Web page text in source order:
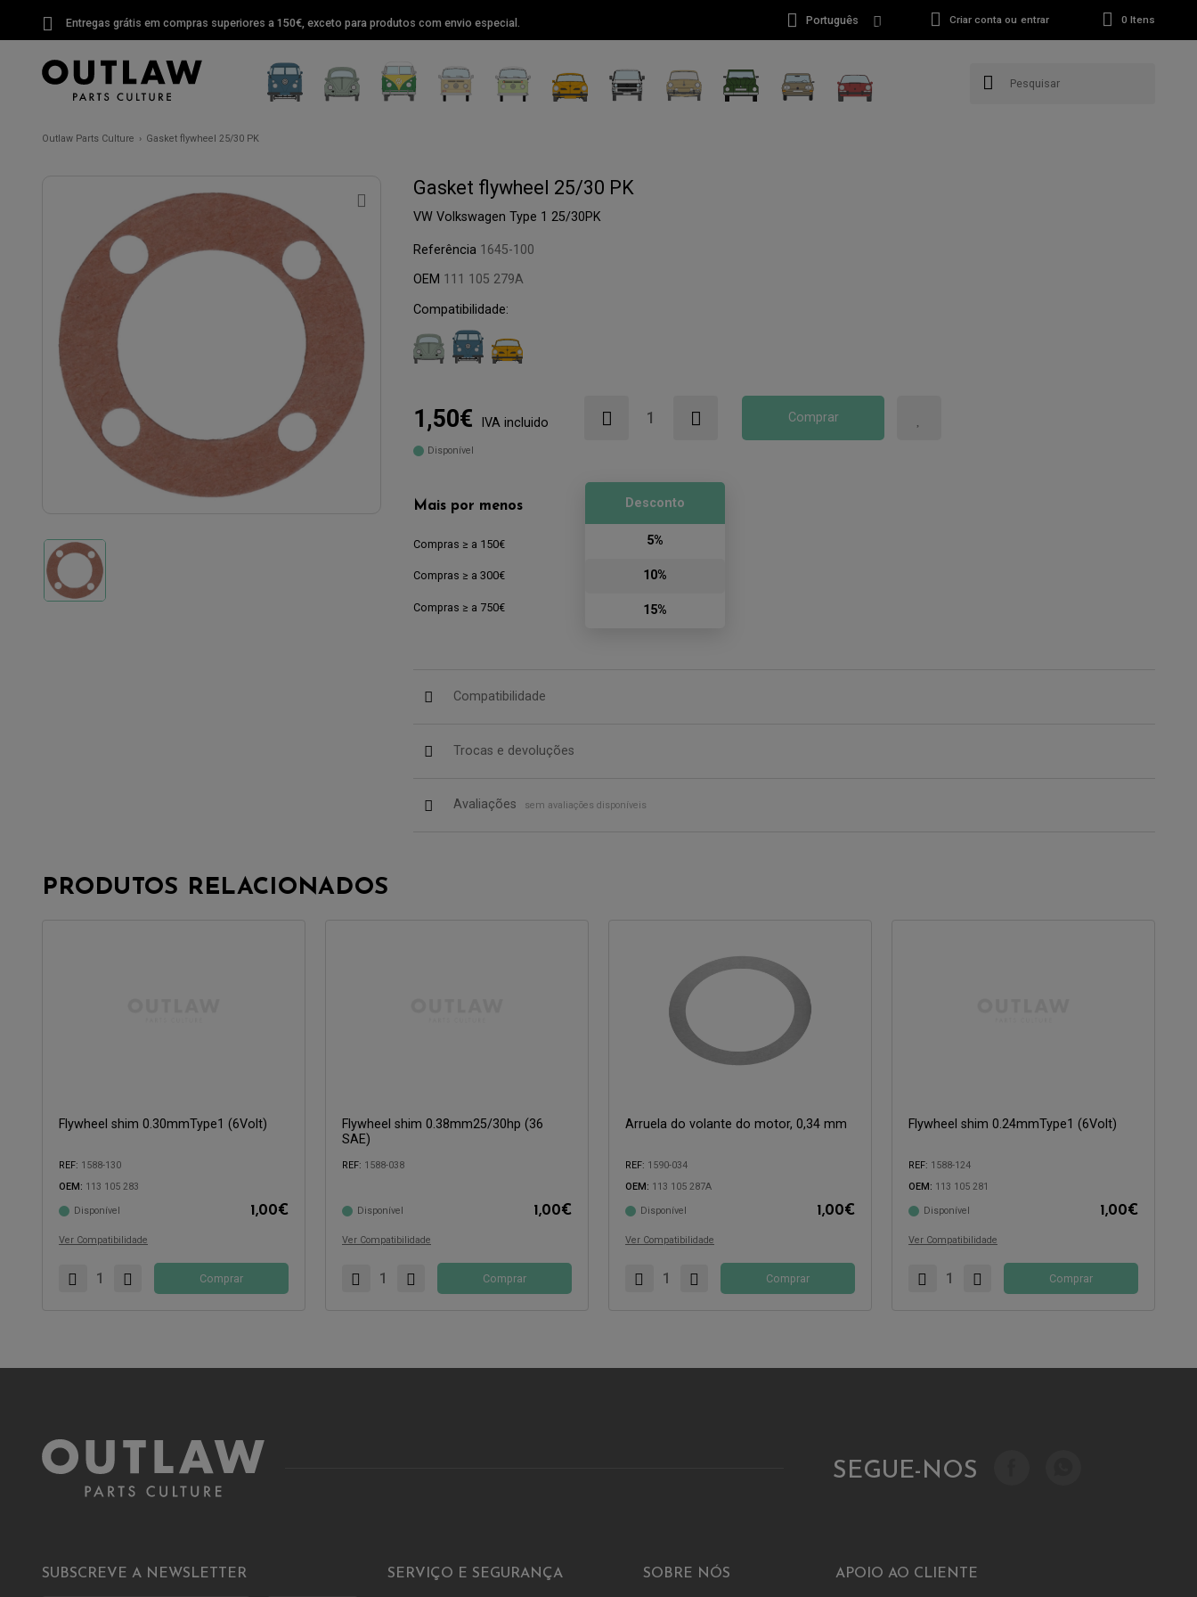
Entregas grátis em compras superiores a 150€, exceto para produtos com envio especial. Português Criar conta ou entrar 0 Itens
Outlaw Parts Culture Gasket flywheel 25/30 PK
Gasket flywheel 25/30 PK
VW Volkswagen Type 1 25/30PK
Referência 1645-100
OEM 111 105 279A
Compatibilidade:
1,50€ IVA incluido Comprar
Disponível
Mais por menos
Compras ≥ a 150€
Compras ≥ a 300€
Compras ≥ a 750€
Desconto
5%
10%
15%
Compatibilidade
Trocas e devoluções
Avaliações sem avaliações disponíveis
PRODUTOS RELACIONADOS
Flywheel shim 0.30mmType1 (6Volt)
REF: 1588-130
OEM: 113 105 283
Disponível 1,00€
Ver Compatibilidade
Comprar
Flywheel shim 0.38mm25/30hp (36
SAE)
REF: 1588-038
Disponível 1,00€
Ver Compatibilidade
Comprar
Arruela do volante do motor, 0,34 mm
REF: 1590-034
OEM: 113 105 287A
Disponível 1,00€
Ver Compatibilidade
Compatível com:
Comprar
Flywheel shim 0.24mmType1 (6Volt)
REF: 1588-124
OEM: 113 105 281
Disponível 1,00€
Ver Compatibilidade
Comprar
SEGUE-NOS
SUBSCREVE A NEWSLETTER SERVIÇO E SEGURANÇA SOBRE NÓS APOIO AO CLIENTE